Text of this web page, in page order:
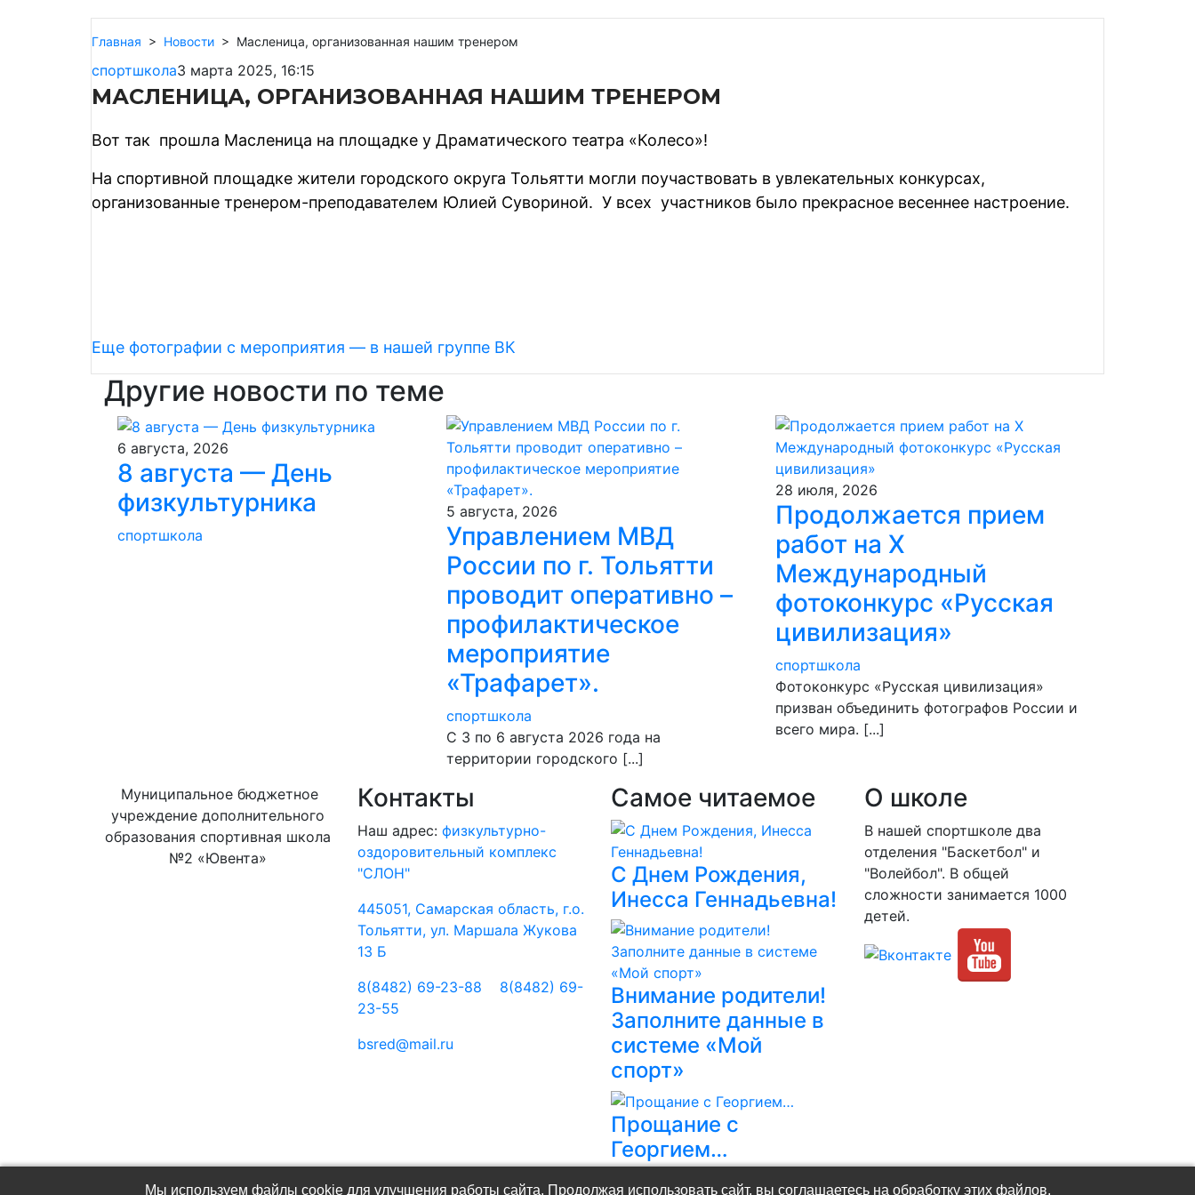
Главная > Новости > Масленица, организованная нашим тренером
спортшкола3 марта 2025, 16:15
МАСЛЕНИЦА, ОРГАНИЗОВАННАЯ НАШИМ ТРЕНЕРОМ
Вот так прошла Масленица на площадке у Драматического театра «Колесо»!
На спортивной площадке жители городского округа Тольятти могли поучаствовать в увлекательных конкурсах,
организованные тренером-преподавателем Юлией Сувориной. У всех участников было прекрасное весеннее настроение.
Еще фотографии с мероприятия — в нашей группе ВК
Другие новости по теме
6 августа, 2026
8 августа — День
физкультурника
спортшкола
5 августа, 2026
Управлением МВД
России по г. Тольятти
проводит оперативно –
профилактическое
мероприятие
«Трафарет».
спортшкола
С 3 по 6 августа 2026 года на
территории городского [...]
28 июля, 2026
Продолжается прием
работ на Х
Международный
фотоконкурс «Русская
цивилизация»
спортшкола
Фотоконкурс «Русская цивилизация»
призван объединить фотографов России и
всего мира. [...]
Муниципальное бюджетное
учреждение дополнительного
образования спортивная школа
№2 «Ювента»
Контакты
Наш адрес: физкультурно-
оздоровительный комплекс
"СЛОН"
445051, Самарская область, г.о.
Тольятти, ул. Маршала Жукова
13 Б
8(8482) 69-23-88
8(8482) 69-
23-55
bsred@mail.ru
Самое читаемое
С Днем Рождения,
Инесса Геннадьевна!
Внимание родители!
Заполните данные в
системе «Мой
спорт»
Прощание с
Георгием…
О школе
В нашей спортшколе два
отделения "Баскетбол" и
"Волейбол". В общей
сложности занимается 1000
детей.
(C) МБУДО СШ №2 «Ювента»
Мы используем файлы cookie для улучшения работы сайта. Продолжая использовать сайт, вы соглашаетесь на обработку этих файлов.